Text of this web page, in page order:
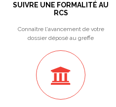
SUIVRE UNE FORMALITÉ AU
RCS
Connaître l'avancement de votre
dossier déposé au greffe